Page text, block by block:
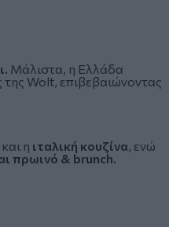
Μάλιστα, η Ελλάδα
Wolt, επιβεβαιώνοντας
και η ιταλική κουζίνα , ενώ
πρωινό & brunch.